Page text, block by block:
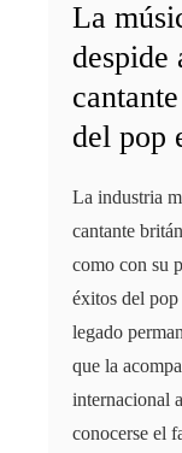
La
despide
del pop
La industria
cantante
como con su
éxitos del
legado
que la
internacional
conocerse el